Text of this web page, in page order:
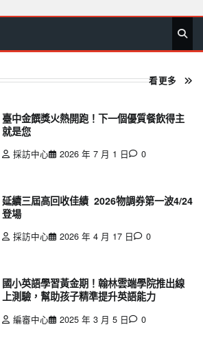
首 要 娛 生 社 文 公 運 旅 政 地
方
專
欄
看更多
臺中金饌獎火熱開跑！下一個優質餐飲得主
就是您
採訪中心 2026 年 7 月 1 日 0
延續三屆高回收佳績 2026物調券第一波4/24
登場
採訪中心 2026 年 4 月 17 日 0
國小英語學習黃金期！翰林雲端學院推出線
上測驗，幫助孩子精準提升英語能力
編審中心 2025 年 3 月 5 日 0